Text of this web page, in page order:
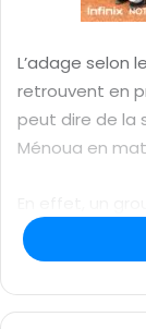
L’adage selon
retrouvent en
peut dire de la
Ménoua en
ont foulé le sol
d’exploitation
département